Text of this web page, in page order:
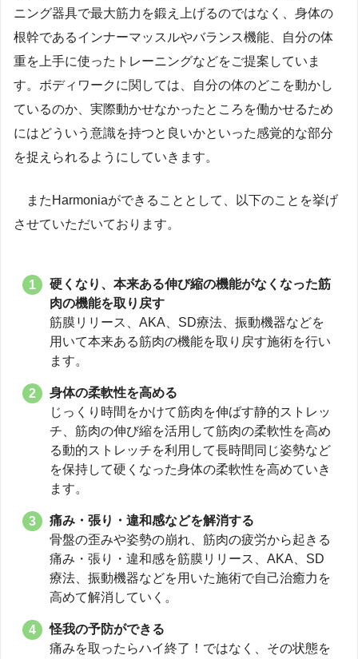
ニング器具で最大筋力を鍛え上げるのではなく、身体の
根幹であるインナーマッスルやバランス機能、自分の体
重を上手に使ったトレーニングなどをご提案していま
す。ボディワークに関しては、自分の体のどこを動かし
ているのか、実際動かせなかったところを働かせるため
にはどういう意識を持つと良いかといった感覚的な部分
を捉えられるようにしていきます。
またHarmoniaができることとして、以下のことを挙げ
させていただいております。
硬くなり、本来ある伸び縮の機能がなくなった筋
肉の機能を取り戻す
筋膜リリース、AKA、SD療法、振動機器などを
用いて本来ある筋肉の機能を取り戻す施術を行い
ます。
身体の柔軟性を高める
じっくり時間をかけて筋肉を伸ばす静的ストレッ
チ、筋肉の伸び縮を活用して筋肉の柔軟性を高め
る動的ストレッチを利用して長時間同じ姿勢など
を保持して硬くなった身体の柔軟性を高めていき
ます。
痛み・張り・違和感などを解消する
骨盤の歪みや姿勢の崩れ、筋肉の疲労から起きる
痛み・張り・違和感を筋膜リリース、AKA、SD
療法、振動機器などを用いた施術で自己治癒力を
高めて解消していく。
怪我の予防ができる
痛みを取ったらハイ終了！ではなく、その状態を